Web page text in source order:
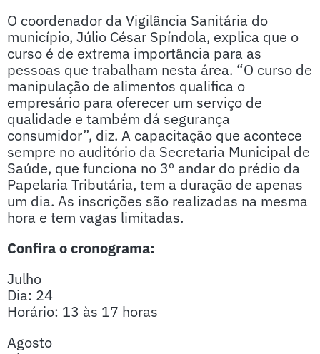
O coordenador da Vigilância Sanitária do
município, Júlio César Spíndola, explica que o
curso é de extrema importância para as
pessoas que trabalham nesta área. “O curso de
manipulação de alimentos qualifica o
empresário para oferecer um serviço de
qualidade e também dá segurança
consumidor”, diz. A capacitação que acontece
sempre no auditório da Secretaria Municipal de
Saúde, que funciona no 3º andar do prédio da
Papelaria Tributária, tem a duração de apenas
um dia. As inscrições são realizadas na mesma
hora e tem vagas limitadas.
Confira o cronograma:
Julho
Dia: 24
Horário: 13 às 17 horas
Agosto